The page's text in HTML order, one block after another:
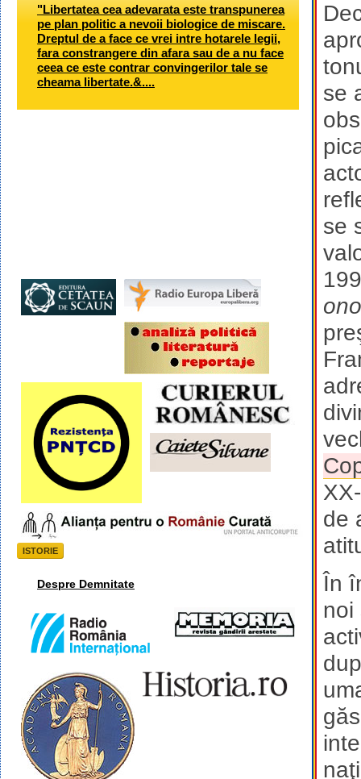
se
se
de
În
noi
"Libertatea cea adevarata este transpunerea
pe plan politic a nevoii biologice de miscare.
Dreptul de a face ce vrei intre hotarele legii,
fara constrangere din afara sau de a nu face
ceea ce este contrar convingerilor tale se
cheama libertate.&....
ISTORIE
Despre Demnitate